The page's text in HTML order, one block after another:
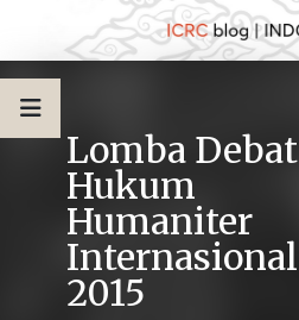
Lomba Debat
Hukum
Humaniter
Internasional
2015